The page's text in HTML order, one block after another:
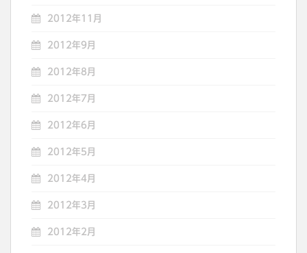
2012年11月
2012年9月
2012年8月
2012年7月
2012年6月
2012年5月
2012年4月
2012年3月
2012年2月